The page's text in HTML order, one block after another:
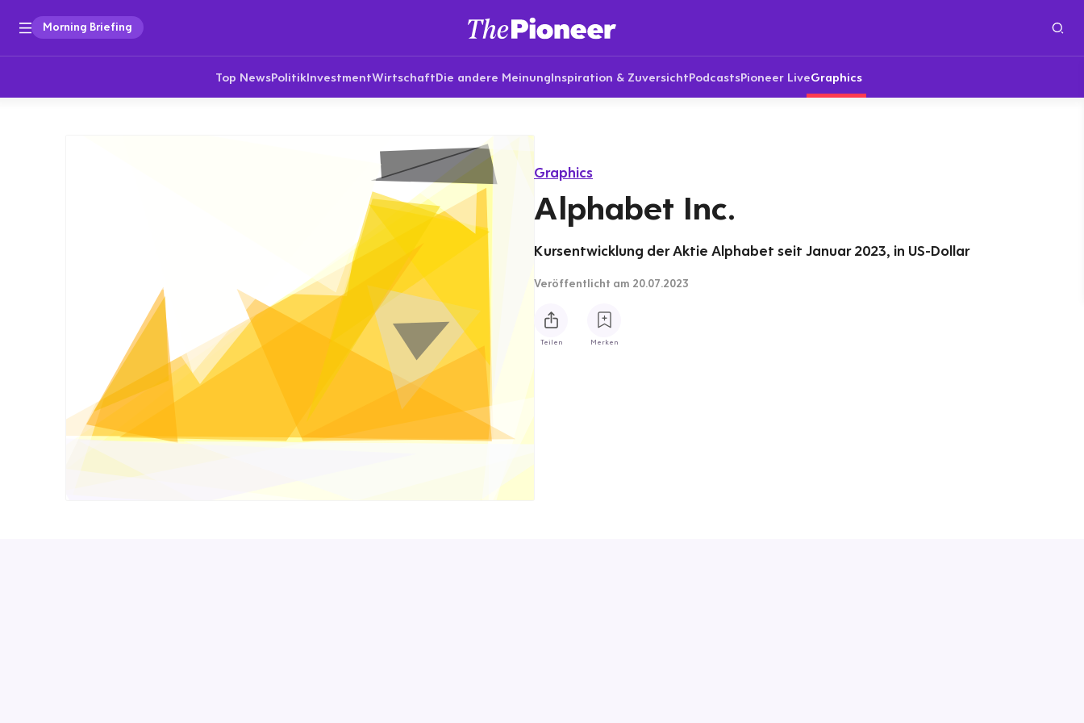
Morning Briefing
Top NewsPolitikInvestmentWirtschaftDie andere MeinungInspiration & ZuversichtPodcastsPioneer LiveGraphics
Graphics
Alphabet Inc.
Kursentwicklung der Aktie Alphabet seit Januar 2023, in US-Dollar
Veröffentlicht am 20.07.2023
Teilen Merken